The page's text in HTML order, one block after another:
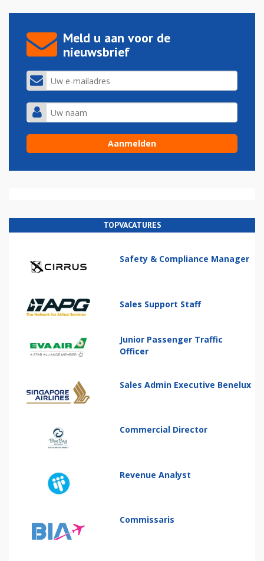
Meld u aan voor de
nieuwsbrief
TOPVACATURES
Safety & Compliance Manager
Sales Support Staff
Junior Passenger Traffic
Officer
Sales Admin Executive Benelux
Commercial Director
Revenue Analyst
Commissaris